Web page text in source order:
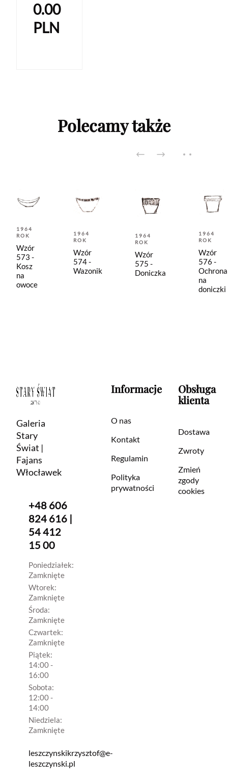
0.00
PLN
Polecamy także
1964
ROK
Wzór
573 -
Kosz
na
owoce
1964
ROK
Wzór
574 -
Wazonik
1964
ROK
Wzór
575 -
Doniczka
1964
ROK
Wzór
576 -
Ochrona
na
doniczki
Galeria
Stary
Świat |
Fajans
Włocławek
+48 606
824 616 |
54 412
15 00
Poniedziałek:
Zamknięte
Wtorek:
Zamknięte
Środa:
Zamknięte
Czwartek:
Zamknięte
Piątek:
14:00 -
16:00
Sobota:
12:00 -
14:00
Niedziela:
Zamknięte
leszczynskikrzysztof@e-
leszczynski.pl
Informacje
O nas
Kontakt
Regulamin
Polityka
prywatności
Obsługa
klienta
Dostawa
Zwroty
Zmień
zgody
cookies